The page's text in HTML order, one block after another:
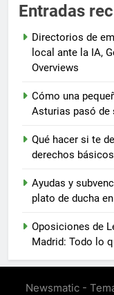
Entradas
Directorios de
local ante la IA,
Overviews
Cómo una
Asturias pasó de
Qué hacer si te
derechos
Ayudas y
plato de ducha
Oposiciones de
Madrid: Todo lo
Newsmatic -